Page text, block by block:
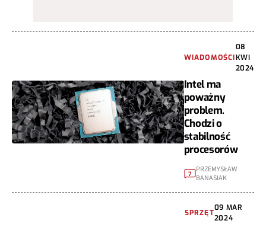
WIADOMOŚCI
08
KWI
2024
Intel ma
poważny
problem.
Chodzi o
stabilność
procesorów
7 PRZEMYSŁAW
BANASIAK
SPRZĘT
09 MAR
2024